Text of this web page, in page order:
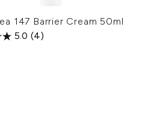
147 Barrier Cream 50ml
5.0 (4)